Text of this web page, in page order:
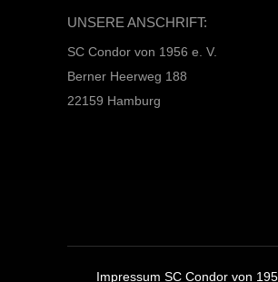
UNSERE ANSCHRIFT:
SC Condor von 1956 e. V.
Berner Heerweg 188
22159 Hamburg
Impressum SC Condor von